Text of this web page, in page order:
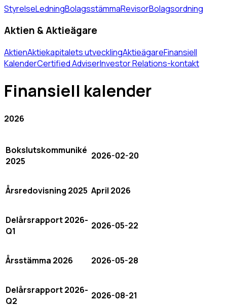
StyrelseLedningBolagsstämmaRevisorBolagsordning
Aktien & Aktieägare
AktienAktiekapitalets utvecklingAktieägareFinansiell
KalenderCertified AdviserInvestor Relations-kontakt
Finansiell kalender
2026
Bokslutskommuniké
2025
2026-02-20
Årsredovisning 2025 April 2026
Delårsrapport 2026-
Q1
2026-05-22
Årsstämma 2026 2026-05-28
Delårsrapport 2026-
Q2
2026-08-21